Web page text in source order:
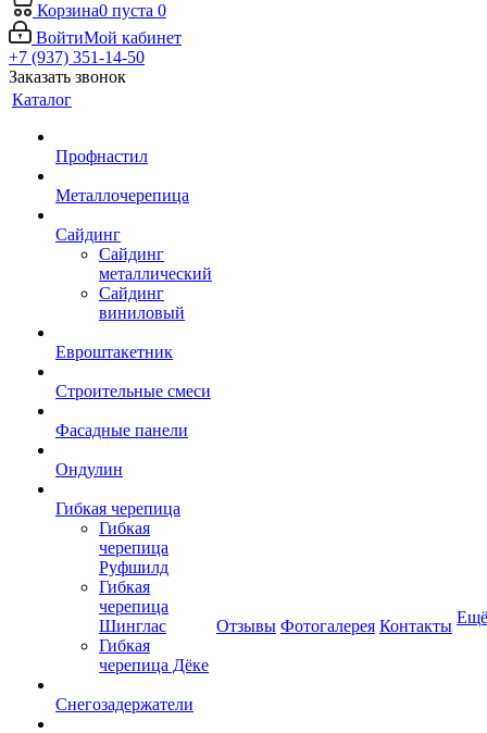
Корзина0 пуста 0
ВойтиМой кабинет
+7 (937) 351-14-50
Заказать звонок
Каталог
Профнастил
Металлочерепица
Сайдинг
Сайдинг
металлический
Сайдинг
виниловый
Евроштакетник
Строительные смеси
Фасадные панели
Ондулин
Гибкая черепица
Гибкая
черепица
Руфшилд
Гибкая
черепица
Шинглас
Гибкая
черепица Дёке
Снегозадержатели
Отзывы Фотогалерея Контакты Ещё